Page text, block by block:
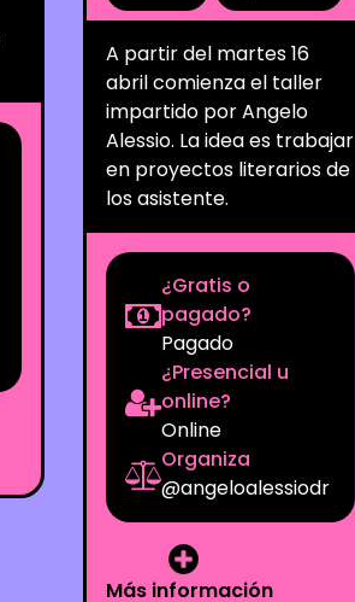
A partir del martes 16
abril comienza el taller
impartido por Angelo
Alessio. La idea es trabajar
en proyectos literarios de
los asistente.
¿Gratis o
pagado?
Pagado
¿Presencial u
online?
Online
Organiza
@angeloalessiodr
Más información